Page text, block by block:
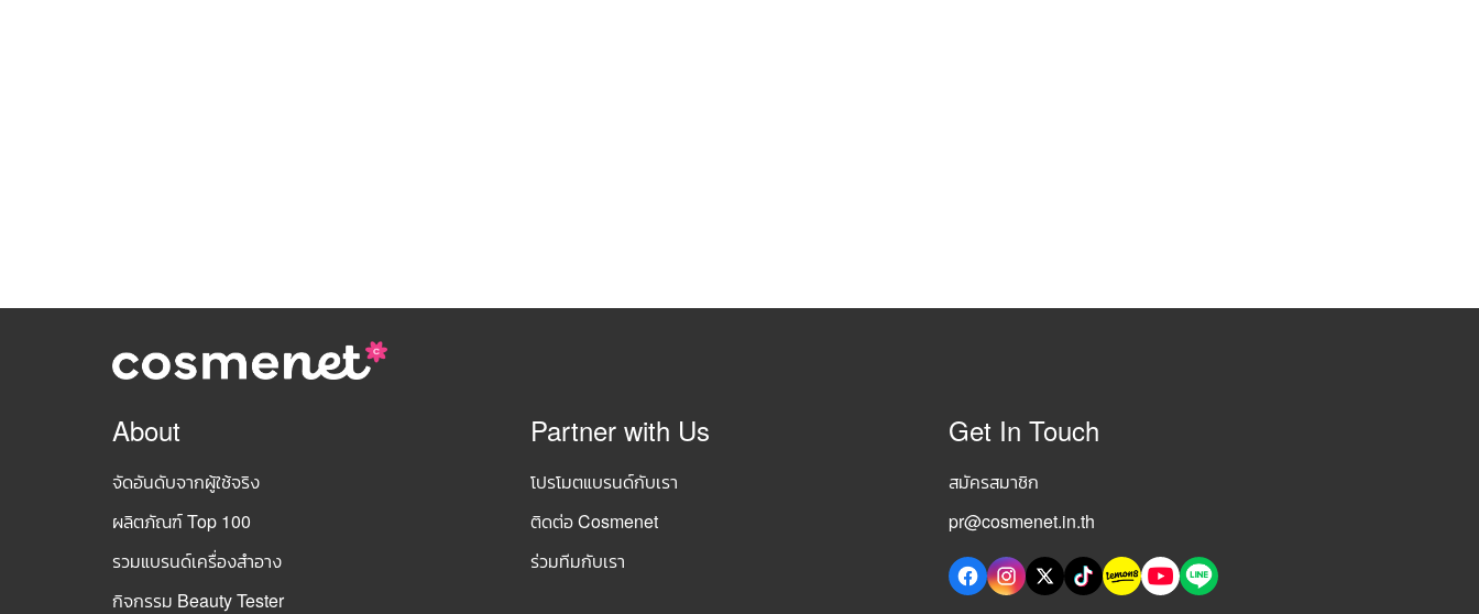
About
จัดอันดับจากผู้ใช้จริง
ผลิตภัณฑ์ Top 100
รวมแบรนด์เครื่องสำอาง
กิจกรรม Beauty Tester
Partner with Us
โปรโมตแบรนด์กับเรา
ติดต่อ Cosmenet
ร่วมทีมกับเรา
Get In Touch
สมัครสมาชิก
pr@cosmenet.in.th